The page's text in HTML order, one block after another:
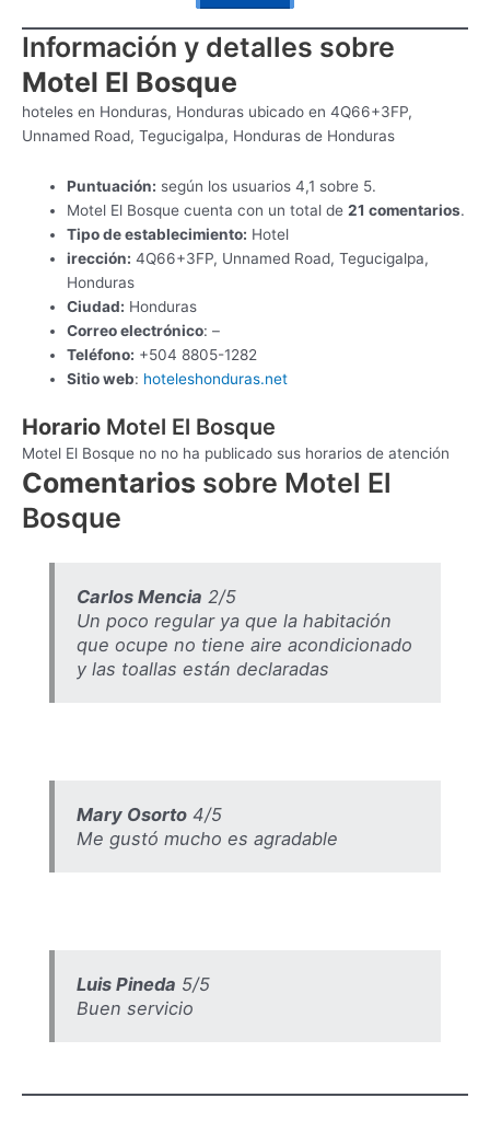
Información y detalles sobre
Motel El Bosque
hoteles en Honduras, Honduras ubicado en 4Q66+3FP,
Unnamed Road, Tegucigalpa, Honduras de Honduras
Puntuación: según los usuarios 4,1 sobre 5.
Motel El Bosque cuenta con un total de21 comentarios.
Tipo de establecimiento: Hotel
irección: 4Q66+3FP, Unnamed Road, Tegucigalpa,
Honduras
Ciudad: Honduras
Correo electrónico: –
Teléfono: +504 8805-1282
Sitio web: hoteleshonduras.net
Horario Motel El Bosque
Motel El Bosque no no ha publicado sus horarios de atención
Comentarios sobre Motel El
Bosque
Carlos Mencia 2/5
Un poco regular ya que la habitación
que ocupe no tiene aire acondicionado
y las toallas están declaradas
Mary Osorto4/5
Me gustó mucho es agradable
Luis Pineda 5/5
Buen servicio